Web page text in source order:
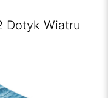
Dotyk Wiatru